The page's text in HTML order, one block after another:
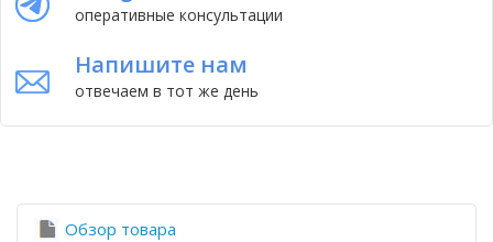
оперативные консультации
Напишите нам
отвечаем в тот же день
Обзор товара